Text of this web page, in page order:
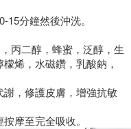
分鐘然後沖洗。
丙二醇，蜂蜜，泛醇，生
烯，水磁鑽，乳酸鈉，
，修護皮膚，增強抗敏
摩至完全吸收。